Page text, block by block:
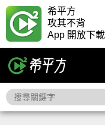
希平方
攻其不背
App 開放下